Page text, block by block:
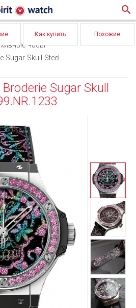
search
Как купить Похожие
часы
Sugar Skull Steel
Sugar Skull